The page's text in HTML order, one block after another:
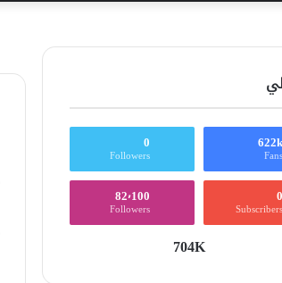
622k
Fans
0
Followers
0
Subscribers
82٬100
Followers
704K